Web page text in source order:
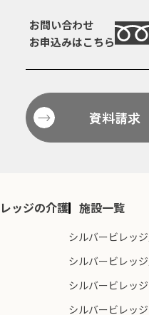
お問い合わせ
お申込みはこちら
資料請求
ッジの介護 施設一覧
シルバービレッ
シルバービレッ
シルバービレッ
シルバービレッ